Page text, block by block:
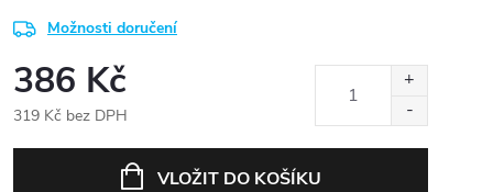
Možnosti doručení
386 Kč
319 Kč bez DPH
VLOŽIT DO KOŠÍKU